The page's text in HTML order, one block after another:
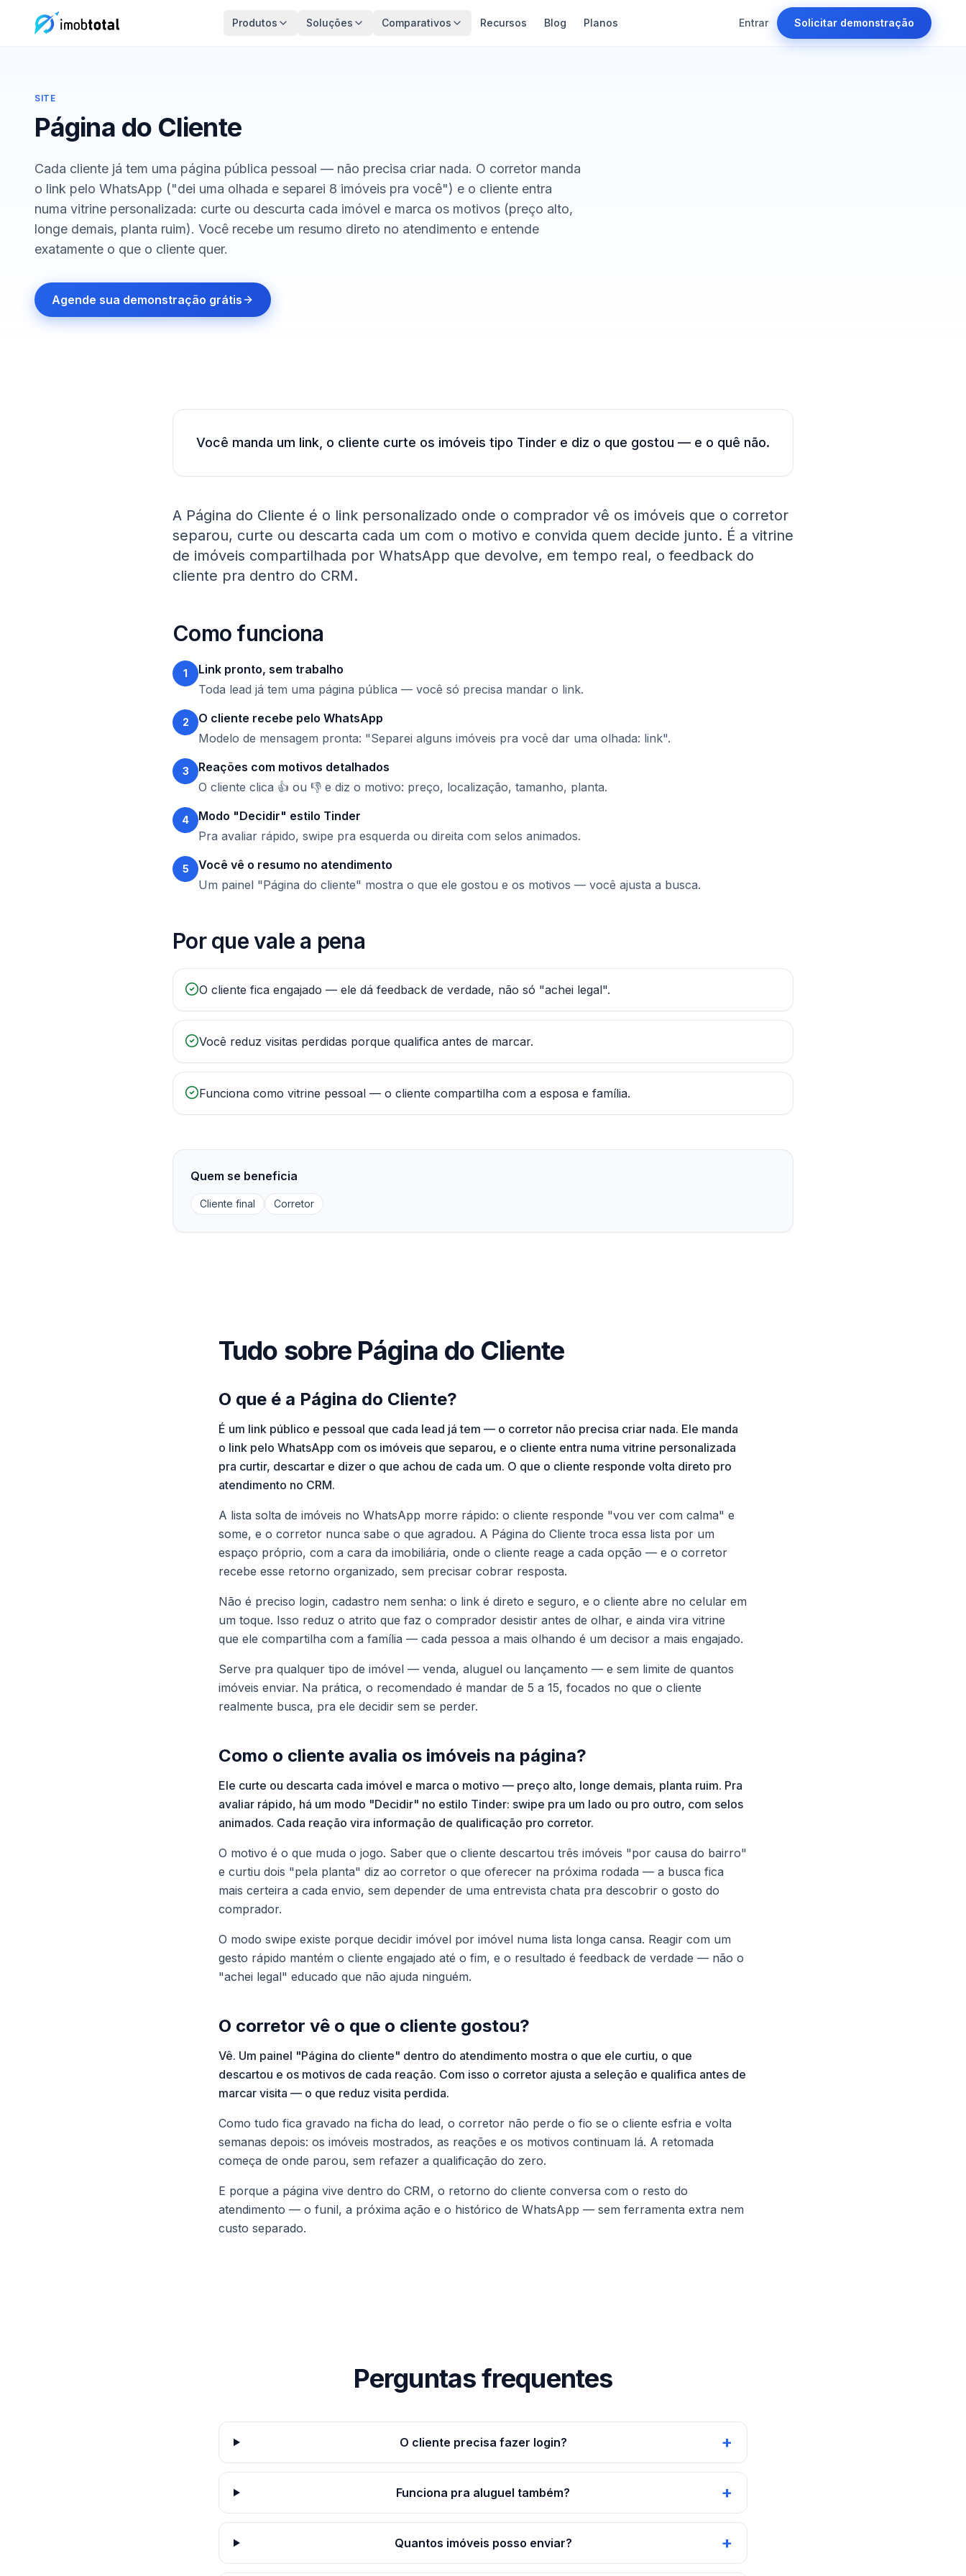
Produtos Soluções Comparativos Recursos Blog Planos Entrar Solicitar demonstração
SITE
Página do Cliente
Cada cliente já tem uma página pública pessoal — não precisa criar nada. O corretor manda
o link pelo WhatsApp ("dei uma olhada e separei 8 imóveis pra você") e o cliente entra
numa vitrine personalizada: curte ou descurta cada imóvel e marca os motivos (preço alto,
longe demais, planta ruim). Você recebe um resumo direto no atendimento e entende
exatamente o que o cliente quer.
Agende sua demonstração grátis
Você manda um link, o cliente curte os imóveis tipo Tinder e diz o que gostou — e o quê não.
A Página do Cliente é o link personalizado onde o comprador vê os imóveis que o corretor
separou, curte ou descarta cada um com o motivo e convida quem decide junto. É a vitrine
de imóveis compartilhada por WhatsApp que devolve, em tempo real, o feedback do
cliente pra dentro do CRM.
Como funciona
1
Link pronto, sem trabalho
Toda lead já tem uma página pública — você só precisa mandar o link.
2
O cliente recebe pelo WhatsApp
Modelo de mensagem pronta: "Separei alguns imóveis pra você dar uma olhada: link".
3
Reações com motivos detalhados
O cliente clica 👍 ou 👎 e diz o motivo: preço, localização, tamanho, planta.
4
Modo "Decidir" estilo Tinder
Pra avaliar rápido, swipe pra esquerda ou direita com selos animados.
5
Você vê o resumo no atendimento
Um painel "Página do cliente" mostra o que ele gostou e os motivos — você ajusta a busca.
Por que vale a pena
O cliente fica engajado — ele dá feedback de verdade, não só "achei legal".
Você reduz visitas perdidas porque qualifica antes de marcar.
Funciona como vitrine pessoal — o cliente compartilha com a esposa e família.
Quem se beneficia
Cliente final Corretor
Tudo sobre Página do Cliente
O que é a Página do Cliente?
É um link público e pessoal que cada lead já tem — o corretor não precisa criar nada. Ele manda
o link pelo WhatsApp com os imóveis que separou, e o cliente entra numa vitrine personalizada
pra curtir, descartar e dizer o que achou de cada um. O que o cliente responde volta direto pro
atendimento no CRM.
A lista solta de imóveis no WhatsApp morre rápido: o cliente responde "vou ver com calma" e
some, e o corretor nunca sabe o que agradou. A Página do Cliente troca essa lista por um
espaço próprio, com a cara da imobiliária, onde o cliente reage a cada opção — e o corretor
recebe esse retorno organizado, sem precisar cobrar resposta.
Não é preciso login, cadastro nem senha: o link é direto e seguro, e o cliente abre no celular em
um toque. Isso reduz o atrito que faz o comprador desistir antes de olhar, e ainda vira vitrine
que ele compartilha com a família — cada pessoa a mais olhando é um decisor a mais engajado.
Serve pra qualquer tipo de imóvel — venda, aluguel ou lançamento — e sem limite de quantos
imóveis enviar. Na prática, o recomendado é mandar de 5 a 15, focados no que o cliente
realmente busca, pra ele decidir sem se perder.
Como o cliente avalia os imóveis na página?
Ele curte ou descarta cada imóvel e marca o motivo — preço alto, longe demais, planta ruim. Pra
avaliar rápido, há um modo "Decidir" no estilo Tinder: swipe pra um lado ou pro outro, com selos
animados. Cada reação vira informação de qualificação pro corretor.
O motivo é o que muda o jogo. Saber que o cliente descartou três imóveis "por causa do bairro"
e curtiu dois "pela planta" diz ao corretor o que oferecer na próxima rodada — a busca fica
mais certeira a cada envio, sem depender de uma entrevista chata pra descobrir o gosto do
comprador.
O modo swipe existe porque decidir imóvel por imóvel numa lista longa cansa. Reagir com um
gesto rápido mantém o cliente engajado até o fim, e o resultado é feedback de verdade — não o
"achei legal" educado que não ajuda ninguém.
O corretor vê o que o cliente gostou?
Vê. Um painel "Página do cliente" dentro do atendimento mostra o que ele curtiu, o que
descartou e os motivos de cada reação. Com isso o corretor ajusta a seleção e qualifica antes de
marcar visita — o que reduz visita perdida.
Como tudo fica gravado na ficha do lead, o corretor não perde o fio se o cliente esfria e volta
semanas depois: os imóveis mostrados, as reações e os motivos continuam lá. A retomada
começa de onde parou, sem refazer a qualificação do zero.
E porque a página vive dentro do CRM, o retorno do cliente conversa com o resto do
atendimento — o funil, a próxima ação e o histórico de WhatsApp — sem ferramenta extra nem
custo separado.
Perguntas frequentes
O cliente precisa fazer login? +
Funciona pra aluguel também? +
Quantos imóveis posso enviar? +